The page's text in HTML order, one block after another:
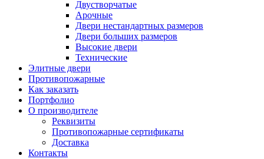
Двустворчатые
Арочные
Двери нестандартных размеров
Двери больших размеров
Высокие двери
Технические
Элитные двери
Противопожарные
Как заказать
Портфолио
О производителе
Реквизиты
Противопожарные сертификаты
Доставка
Контакты